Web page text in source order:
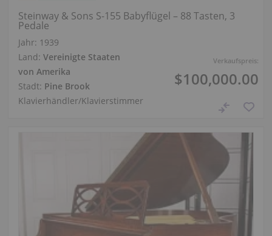
Verkaufspreis:
$100,000.00
Steinway & Sons S-155 Babyflügel – 88 Tasten, 3
Pedale
Jahr: 1939
Land: Vereinigte Staaten
von Amerika
Stadt: Pine Brook
Klavierhändler/Klavierstimmer